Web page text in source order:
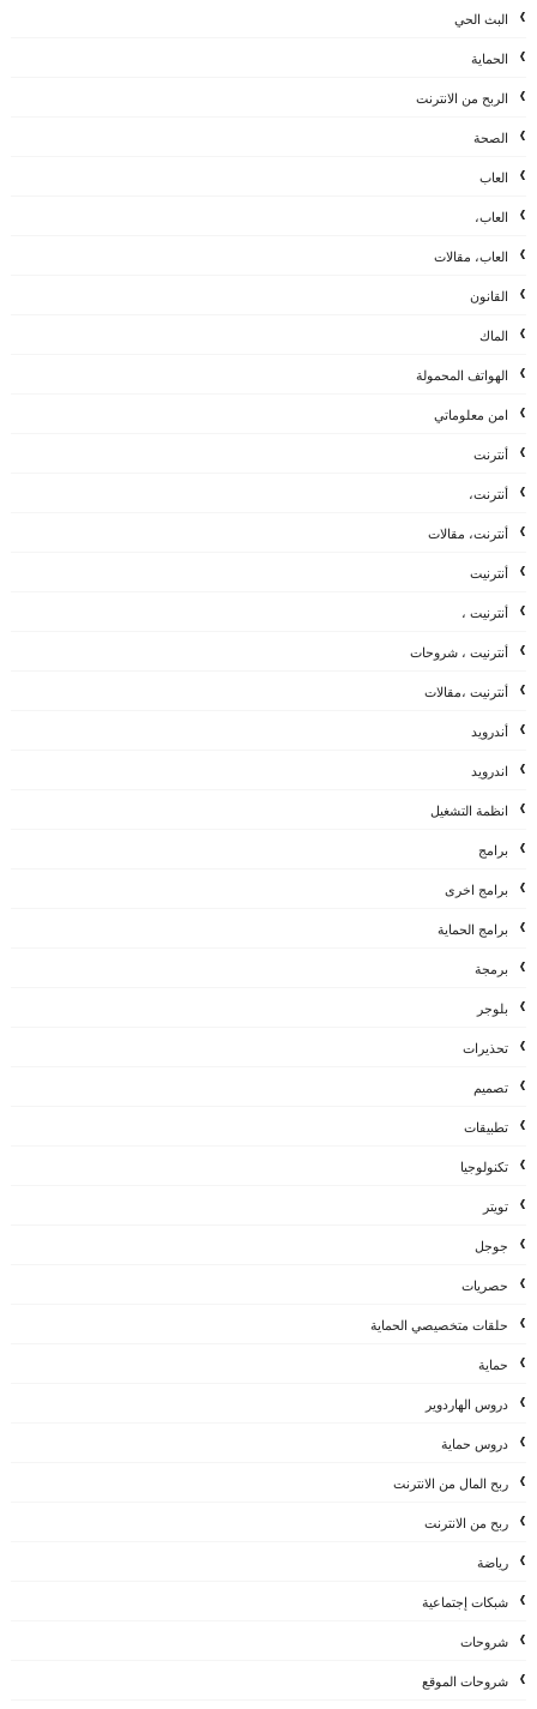
البث الحي
الحماية
الربح من الانترنت
الصحة
العاب
العاب،
العاب، مقالات
القانون
الماك
الهواتف المحمولة
امن معلوماتي
أنترنت
أنترنت،
أنترنت، مقالات
أنترنيت
أنترنيت ،
أنترنيت ، شروحات
أنترنيت ،مقالات
أندرويد
اندرويد
انظمة التشغيل
برامج
برامج اخرى
برامج الحماية
برمجة
بلوجر
تحذيرات
تصميم
تطبيقات
تكنولوجيا
تويتر
جوجل
حصريات
حلقات متخصيصي الحماية
حماية
دروس الهاردوير
دروس حماية
ربح المال من الانترنت
ربح من الانترنت
رياضة
شبكات إجتماعية
شروحات
شروحات الموقع